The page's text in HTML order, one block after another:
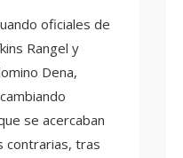
oficiales de
Rangel y
Dena,
se acercaban
contrarias, tras